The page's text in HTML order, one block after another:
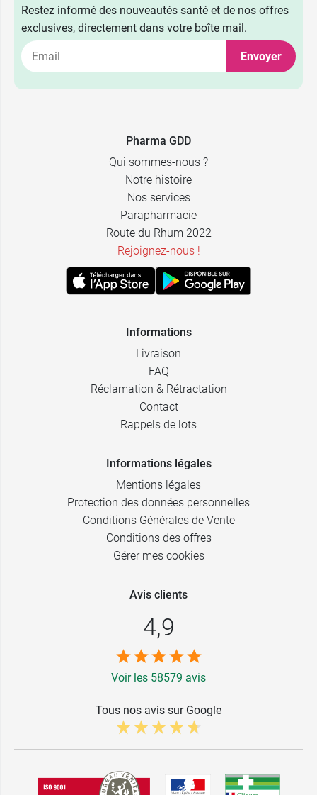
Restez informé des nouveautés santé et de nos offres
exclusives, directement dans votre boîte mail.
Envoyer
Pharma GDD
Qui sommes-nous ?
Notre histoire
Nos services
Parapharmacie
Route du Rhum 2022
Rejoignez-nous !
Informations
Livraison
FAQ
Réclamation & Rétractation
Contact
Rappels de lots
Informations légales
Mentions légales
Protection des données personnelles
Conditions Générales de Vente
Conditions des offres
Gérer mes cookies
Avis clients
4,9
Voir les 58579 avis
Tous nos avis sur Google